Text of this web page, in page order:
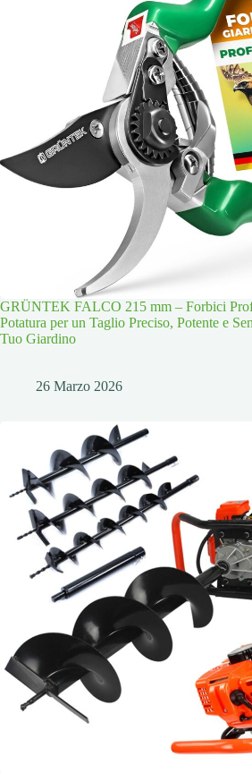
GRÜNTEK FALCO 215 mm – Forbici
Potatura per un Taglio Preciso, Potente e
Tuo Giardino
26 Marzo 2026